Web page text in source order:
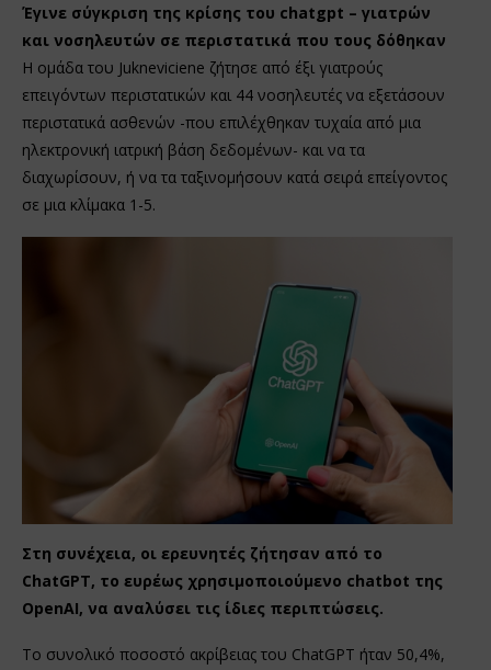
Έγινε σύγκριση της κρίσης του chatgpt – γιατρών
και νοσηλευτών σε περιστατικά που τους δόθηκαν
Η ομάδα του Jukneviciene ζήτησε από έξι γιατρούς
επειγόντων περιστατικών και 44 νοσηλευτές να εξετάσουν
περιστατικά ασθενών -που επιλέχθηκαν τυχαία από μια
ηλεκτρονική ιατρική βάση δεδομένων- και να τα
διαχωρίσουν, ή να τα ταξινομήσουν κατά σειρά επείγοντος
σε μια κλίμακα 1-5.
Στη συνέχεια, οι ερευνητές ζήτησαν από το
ChatGPT, το ευρέως χρησιμοποιούμενο chatbot της
OpenAI, να αναλύσει τις ίδιες περιπτώσεις.
Το συνολικό ποσοστό ακρίβειας του ChatGPT ήταν 50,4%,